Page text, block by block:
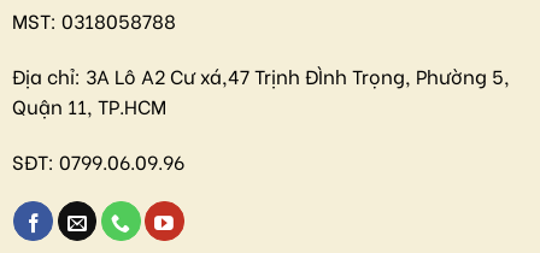
MST: 0318058788
Địa chỉ: 3A Lô A2 Cư xá,47 Trịnh ĐÌnh Trọng, Phường 5,
Quận 11, TP.HCM
SĐT: 0799.06.09.96